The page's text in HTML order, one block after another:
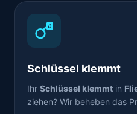
Schlüssel klemmt
Ihr Schlüssel klemmt in
ziehen? Wir beheben das